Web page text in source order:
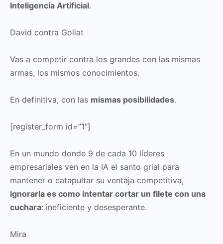
Inteligencia Artificial.
David contra Goliat
Vas a competir contra los grandes con las mismas
armas, los mismos conocimientos.
En definitiva, con las mismas posibilidades.
[register_form id=”1″]
En un mundo donde 9 de cada 10 líderes
empresariales ven en la IA el santo grial para
mantener o catapultar su ventaja competitiva,
ignorarla es como intentar cortar un filete con una
cuchara: ineficiente y desesperante.
Mira